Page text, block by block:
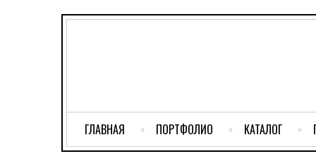
ГЛАВНАЯ ПОРТФОЛИО КАТАЛОГ